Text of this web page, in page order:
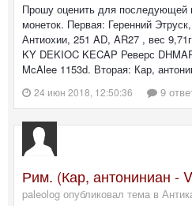
Прошу оценить для последующей
монеток. Первая: Геренний
Антиохии, 251 AD, AR27 , вес
KY DEKIOC KECAP Реверс
McAlee 1153d. Вторая: Кар,
24 июн 2018, 12:50:36 9
Рим. (Кар, антониниан -
paleolog опубликовал тема в